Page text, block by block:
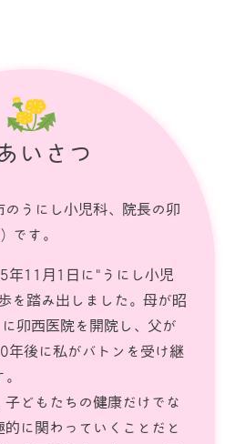
いさつ
のうにし小児科、院長の卯
です。
年11月1日に"うにし小児
を踏み出しました。母が昭
卯西医院を開院し、父が
年後に私がバトンを受け継
どもたちの健康だけでな
的に関わっていくことだと